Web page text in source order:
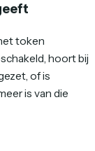
token
hoort bij
of is
is van die